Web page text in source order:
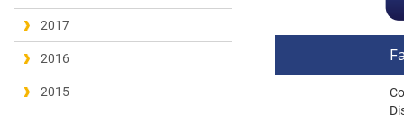
2017
2016
2015